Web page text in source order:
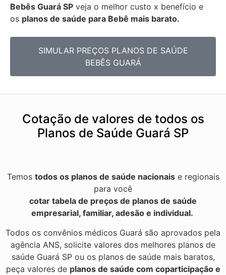
Bebês Guará SP veja o melhor custo x benefício e
os planos de saúde para Bebê mais barato.
SIMULAR PREÇOS PLANOS DE SAÚDE
BEBÊS GUARÁ
Cotação de valores de todos os
Planos de Saúde Guará SP
Temos todos os planos de saúde nacionaise regionais
para você
cotar tabela de preços de planos de saúde
empresarial, familiar, adesão e individual.
Todos os convênios médicos Guará são aprovados pela
agência ANS, solicite valores dos melhores planos de
saúde Guará SP ou os planos de saúde mais baratos,
peça valores de planos de saúde com coparticipação e